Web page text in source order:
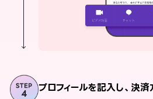
プロフィールを記入し、決